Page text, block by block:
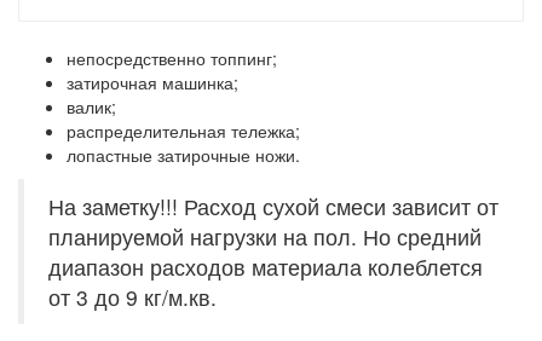
непосредственно топпинг;
затирочная машинка;
валик;
распределительная тележка;
лопастные затирочные ножи.
На заметку!!! Расход сухой смеси зависит от
планируемой нагрузки на пол. Но средний
диапазон расходов материала колеблется
от 3 до 9 кг/м.кв.